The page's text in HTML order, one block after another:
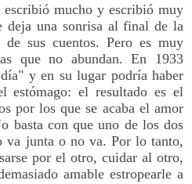
mucho y escribió muy
deja una sonrisa al final de la
sus cuentos. Pero es muy
que no abundan. En 1933
y en su lugar podría haber
estómago: el resultado es el
por los que se acaba el amor
basta con que uno de los dos
va junta o no va. Por lo tanto,
por el otro, cuidar al otro,
amable estropearle a